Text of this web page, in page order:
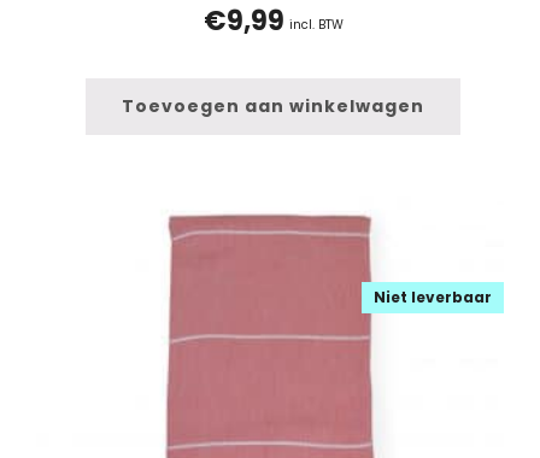
€9,99 incl. BTW
Toevoegen aan winkelwagen
Niet leverbaar